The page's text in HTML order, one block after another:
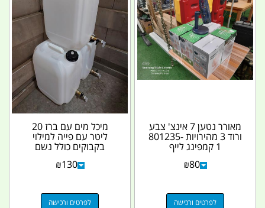
מאורר נטען 7 אינצ' צבע
ורוד 3 מהירויות 801235-
1 קמפינג לייף
₪80
לפרטים ורכישה
מיכל מים עם ברז 20
ליטר עם פייה למילוי
בקבוקים כולל נשם
אוטומטי חד כיווני ללא...
₪130
לפרטים ורכישה